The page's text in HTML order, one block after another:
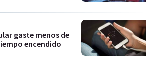
gaste menos de
encendido